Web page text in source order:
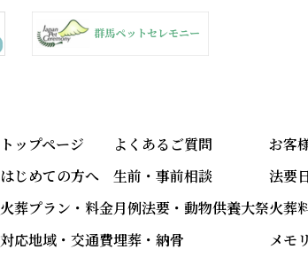
トップページ
はじめての方へ
火葬プラン・料金
対応地域・交通費
よくあるご質問
生前・事前相談
月例法要・動物供養大祭
埋葬・納骨
お客
法要
火葬
メモ